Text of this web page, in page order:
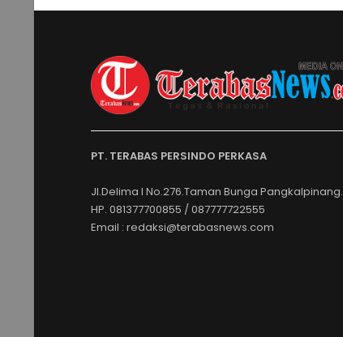
PT. TERABAS PERSINDO PERKASA
Jl.Delima I No.276.Taman Bunga Pangkalpinang.
HP. 081377700855 / 087777722555
Email : redaksi@terabasnews.com